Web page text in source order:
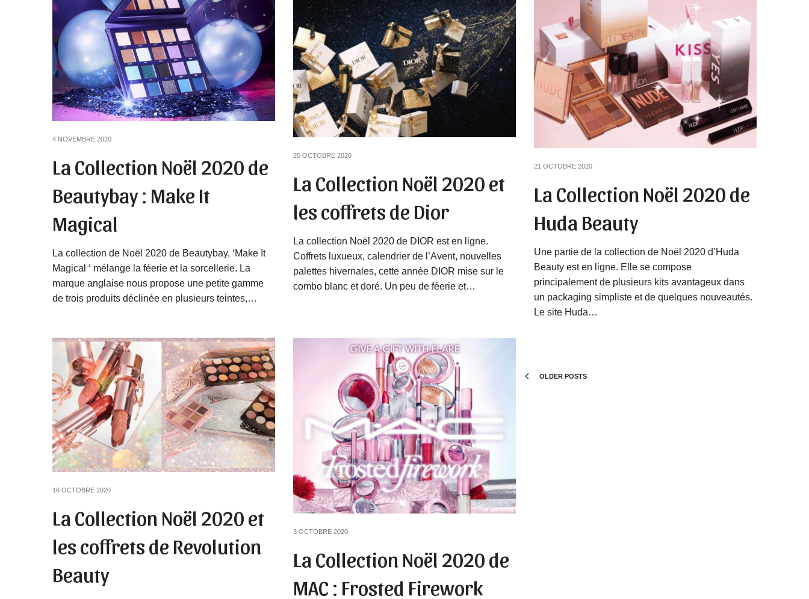
4 NOVEMBRE 2020
La Collection Noël 2020 de
Beautybay : Make It
Magical
La collection de Noël 2020 de Beautybay, ‘Make It
Magical ‘ mélange la féerie et la sorcellerie. La
marque anglaise nous propose une petite gamme
de trois produits déclinée en plusieurs teintes,…
25 OCTOBRE 2020
La Collection Noël 2020 et
les coffrets de Dior
La collection Noël 2020 de DIOR est en ligne.
Coffrets luxueux, calendrier de l’Avent, nouvelles
palettes hivernales, cette année DIOR mise sur le
combo blanc et doré. Un peu de féerie et…
21 OCTOBRE 2020
La Collection Noël 2020 de
Huda Beauty
Une partie de la collection de Noël 2020 d’Huda
Beauty est en ligne. Elle se compose
principalement de plusieurs kits avantageux dans
un packaging simpliste et de quelques nouveautés.
Le site Huda…
16 OCTOBRE 2020
La Collection Noël 2020 et
les coffrets de Revolution
Beauty
3 OCTOBRE 2020
La Collection Noël 2020 de
MAC : Frosted Firework
OLDER POSTS